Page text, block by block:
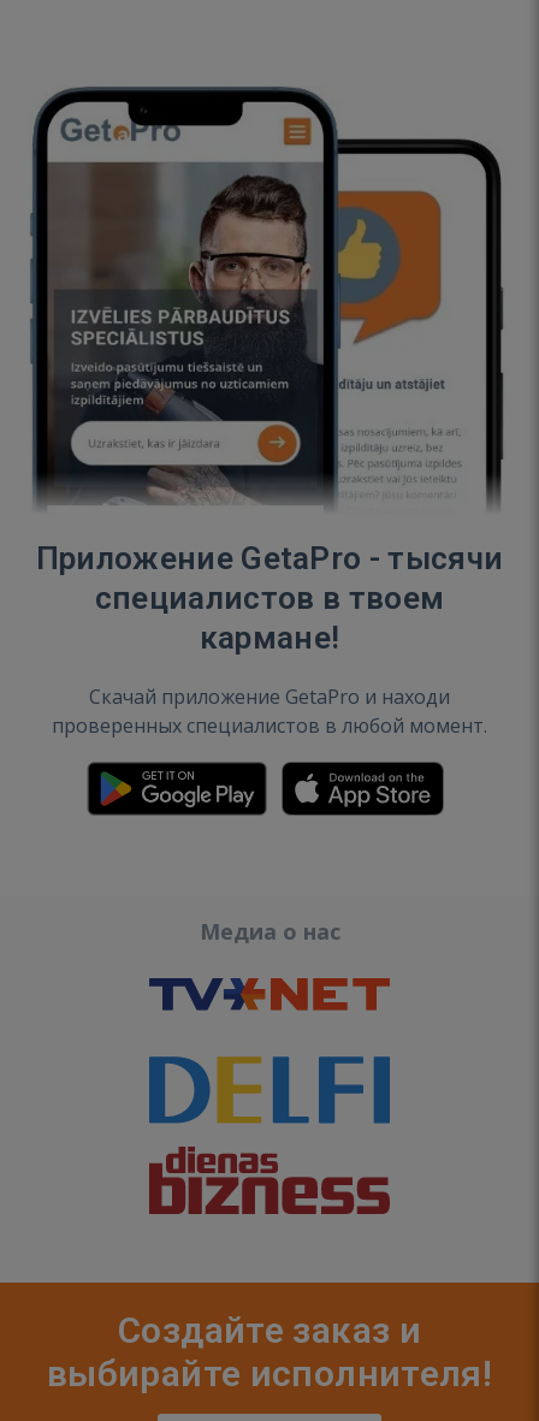
Приложение GetaPro - тысячи
специалистов в твоем
кармане!
Скачай приложение GetaPro и находи
проверенных специалистов в любой момент.
Медиа о нас
Создайте заказ и
выбирайте исполнителя!